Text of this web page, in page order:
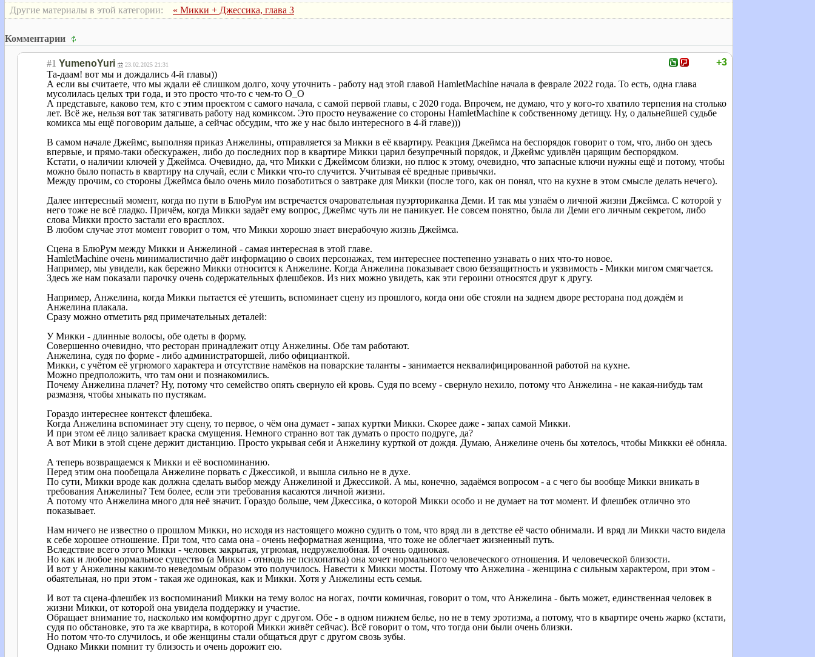
Другие материалы в этой категории: « Микки + Джессика, глава 3
Комментарии
+3
#1 YumenoYuri 23.02.2025 21:31
Та-даам! вот мы и дождались 4-й главы))
А если вы считаете, что мы ждали её слишком долго, хочу уточнить - работу над этой главой HamletMachine начала в феврале 2022 года. То есть, одна глава
мусолилась целых три года, и это просто что-то с чем-то О_О
А представьте, каково тем, кто с этим проектом с самого начала, с самой первой главы, с 2020 года. Впрочем, не думаю, что у кого-то хватило терпения на столько
лет. Всё же, нельзя вот так затягивать работу над комиксом. Это просто неуважение со стороны HamletMachine к собственному детищу. Ну, о дальнейшей судьбе
комикса мы ещё поговорим дальше, а сейчас обсудим, что же у нас было интересного в 4-й главе)))
В самом начале Джеймс, выполняя приказ Анжелины, отправляется за Микки в её квартиру. Реакция Джеймса на беспорядок говорит о том, что, либо он здесь
впервые, и прямо-таки обескуражен, либо до последних пор в квартире Микки царил безупречный порядок, и Джеймс удивлён царящим беспорядком.
Кстати, о наличии ключей у Джеймса. Очевидно, да, что Микки с Джеймсом близки, но плюс к этому, очевидно, что запасные ключи нужны ещё и потому, чтобы
можно было попасть в квартиру на случай, если с Микки что-то случится. Учитывая её вредные привычки.
Между прочим, со стороны Джеймса было очень мило позаботиться о завтраке для Микки (после того, как он понял, что на кухне в этом смысле делать нечего).
Далее интересный момент, когда по пути в БлюРум им встречается очаровательная пуэрториканка Деми. И так мы узнаём о личной жизни Джеймса. С которой у
него тоже не всё гладко. Причём, когда Микки задаёт ему вопрос, Джеймс чуть ли не паникует. Не совсем понятно, была ли Деми его личным секретом, либо
слова Микки просто застали его врасплох.
В любом случае этот момент говорит о том, что Микки хорошо знает внерабочую жизнь Джеймса.
Сцена в БлюРум между Микки и Анжелиной - самая интересная в этой главе.
HamletMachine очень минималистично даёт информацию о своих персонажах, тем интереснее постепенно узнавать о них что-то новое.
Например, мы увидели, как бережно Микки относится к Анжелине. Когда Анжелина показывает свою беззащитность и уязвимость - Микки мигом смягчается.
Здесь же нам показали парочку очень содержательных флешбеков. Из них можно увидеть, как эти героини относятся друг к другу.
Например, Анжелина, когда Микки пытается её утешить, вспоминает сцену из прошлого, когда они обе стояли на заднем дворе ресторана под дождём и
Анжелина плакала.
Сразу можно отметить ряд примечательных деталей:
У Микки - длинные волосы, обе одеты в форму.
Совершенно очевидно, что ресторан принадлежит отцу Анжелины. Обе там работают.
Анжелина, судя по форме - либо администраторшей, либо официанткой.
Микки, с учётом её угрюмого характера и отсутствие намёков на поварские таланты - занимается неквалифицированной работой на кухне.
Можно предположить, что там они и познакомились.
Почему Анжелина плачет? Ну, потому что семейство опять свернуло ей кровь. Судя по всему - свернуло нехило, потому что Анжелина - не какая-нибудь там
размазня, чтобы хныкать по пустякам.
Гораздо интереснее контекст флешбека.
Когда Анжелина вспоминает эту сцену, то первое, о чём она думает - запах куртки Микки. Скорее даже - запах самой Микки.
И при этом её лицо заливает краска смущения. Немного странно вот так думать о просто подруге, да?
А вот Мики в этой сцене держит дистанцию. Просто укрывая себя и Анжелину курткой от дождя. Думаю, Анжелине очень бы хотелось, чтобы Миккки её обняла.
А теперь возвращаемся к Микки и её воспоминанию.
Перед этим она пообещала Анжелине порвать с Джессикой, и вышла сильно не в духе.
По сути, Микки вроде как должна сделать выбор между Анжелиной и Джессикой. А мы, конечно, задаёмся вопросом - а с чего бы вообще Микки вникать в
требования Анжелины? Тем более, если эти требования касаются личной жизни.
А потому что Анжелина много для неё значит. Гораздо больше, чем Джессика, о которой Микки особо и не думает на тот момент. И флешбек отлично это
показывает.
Нам ничего не известно о прошлом Микки, но исходя из настоящего можно судить о том, что вряд ли в детстве её часто обнимали. И вряд ли Микки часто видела
к себе хорошее отношение. При том, что сама она - очень неформатная женщина, что тоже не облегчает жизненный путь.
Вследствие всего этого Микки - человек закрытая, угрюмая, недружелюбная. И очень одинокая.
Но как и любое нормальное существо (а Микки - отнюдь не психопатка) она хочет нормального человеческого отношения. И человеческой близости.
И вот у Анжелины каким-то неведомым образом это получилось. Навести к Микки мосты. Потому что Анжелина - женщина с сильным характером, при этом -
обаятельная, но при этом - такая же одинокая, как и Микки. Хотя у Анжелины есть семья.
И вот та сцена-флешбек из воспоминаний Микки на тему волос на ногах, почти комичная, говорит о том, что Анжелина - быть может, единственная человек в
жизни Микки, от которой она увидела поддержку и участие.
Обращает внимание то, насколько им комфортно друг с другом. Обе - в одном нижнем белье, но не в тему эротизма, а потому, что в квартире очень жарко (кстати,
судя по обстановке, это та же квартира, в которой Микки живёт сейчас). Всё говорит о том, что тогда они были очень близки.
Но потом что-то случилось, и обе женщины стали общаться друг с другом свозь зубы.
Однако Микки помнит ту близость и очень дорожит ею.